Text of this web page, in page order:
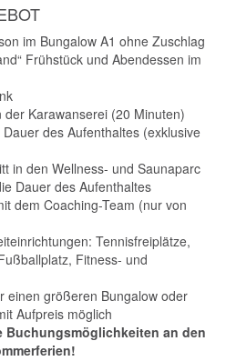
im Bungalow A1 ohne Zuschlag
Frühstück und Abendessen im
Karawanserei (20 Minuten)
des Aufenthaltes (exklusive
in den Wellness- und Saunaparc
Dauer des Aufenthaltes
dem Coaching-Team (nur von
Tennisfreiplätze,
Fitness- und
einen größeren Bungalow oder
Aufpreis möglich
Buchungsmöglichkeiten an den